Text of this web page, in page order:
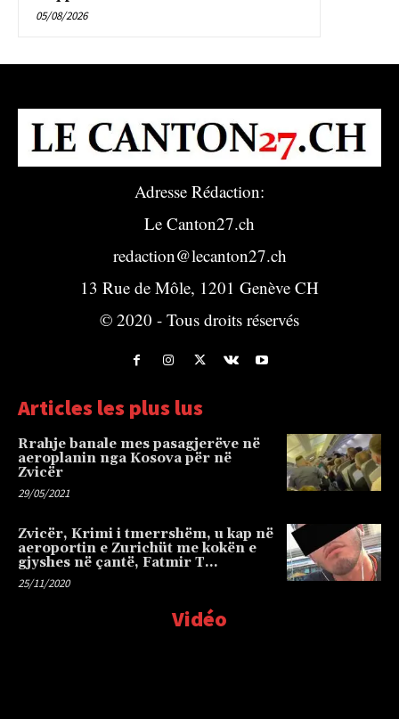
05/08/2026
Adresse Rédaction:
Le Canton27.ch
redaction@lecanton27.ch
13 Rue de Môle, 1201 Genève CH
© 2020 - Tous droits réservés
Articles les plus lus
Rrahje banale mes pasagjerëve në
aeroplanin nga Kosova për në
Zvicër
29/05/2021
Zvicër, Krimi i tmerrshëm, u kap në
aeroportin e Zurichüt me kokën e
gjyshes në çantë, Fatmir T…
25/11/2020
Vidéo